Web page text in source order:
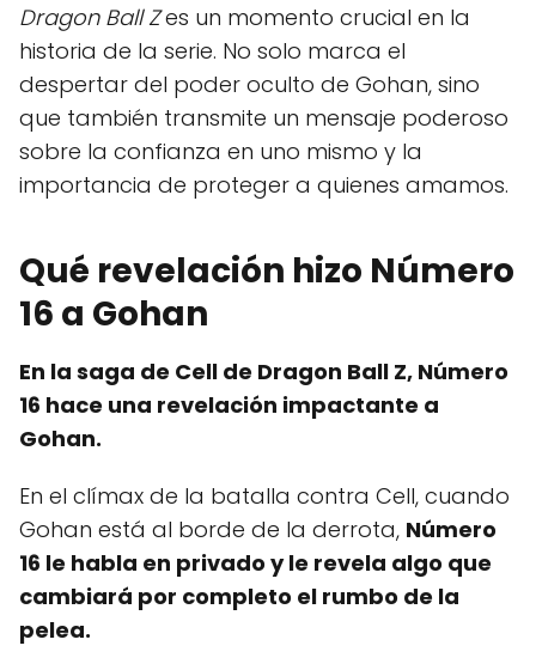
Dragon Ball Zes un momento crucial en la
historia de la serie. No solo marca el
despertar del poder oculto de Gohan, sino
que también transmite un mensaje poderoso
sobre la confianza en uno mismo y la
importancia de proteger a quienes amamos.
Qué revelación hizo Número
16 a Gohan
En la saga de Cell de Dragon Ball Z, Número
16 hace una revelación impactante a
Gohan.
En el clímax de la batalla contra Cell, cuando
Gohan está al borde de la derrota, Número
16 le habla en privado y le revela algo que
cambiará por completo el rumbo de la
pelea.